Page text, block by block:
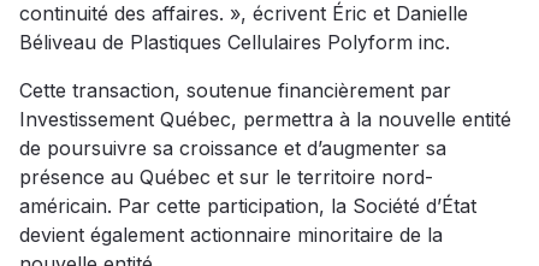
continuité des affaires. », écrivent Éric et Danielle
Béliveau de Plastiques Cellulaires Polyform inc.
Cette transaction, soutenue financièrement par
Investissement Québec, permettra à la nouvelle entité
de poursuivre sa croissance et d’augmenter sa
présence au Québec et sur le territoire nord-
américain. Par cette participation, la Société d’État
devient également actionnaire minoritaire de la